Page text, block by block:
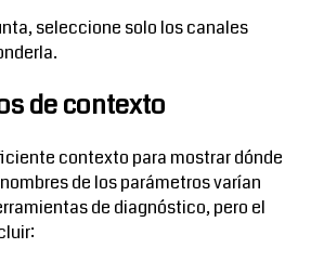
seleccione solo los canales
de contexto
contexto para mostrar dónde
de los parámetros varían
de diagnóstico, pero el